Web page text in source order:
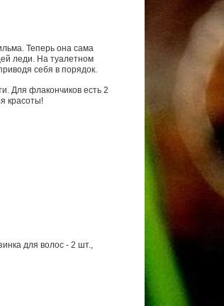
Теперь она сама
леди. На туалетном
себя в порядок.
Для флакончиков есть 2
красоты!
для волос - 2 шт.,